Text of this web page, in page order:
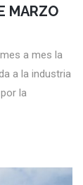
MARZO
a mes la
a la industria
la